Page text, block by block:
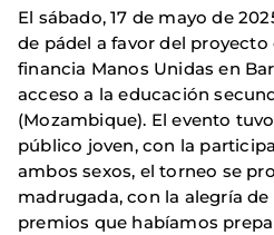
El sábado, 17 de mayo de
de pádel a favor del proyecto
financia Manos Unidas en
acceso a la educación
(Mozambique). El evento
público joven, con la
ambos sexos, el torneo se
madrugada, con la alegría
premios que habíamos